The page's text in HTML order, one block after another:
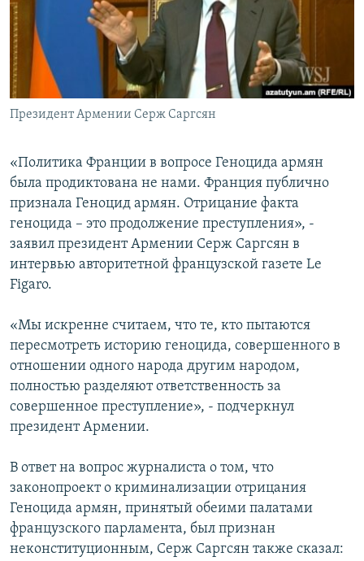
Հայերեն
English
Русский
Все сайты Радио Азатутюн
Президент Армении Серж Саргсян
«Политика Франции в вопросе Геноцида армян
была продиктована не нами. Франция публично
признала Геноцид армян. Отрицание факта
геноцида – это продолжение преступления», -
заявил президент Армении Серж Саргсян в
интервью авторитетной французской газете Le
Figaro.
«Мы искренне считаем, что те, кто пытаются
пересмотреть историю геноцида, совершенного в
отношении одного народа другим народом,
полностью разделяют ответственность за
совершенное преступление», - подчеркнул
президент Армении.
В ответ на вопрос журналиста о том, что
законопроект о криминализации отрицания
Геноцида армян, принятый обеими палатами
французского парламента, был признан
неконституционным, Серж Саргсян также сказал: